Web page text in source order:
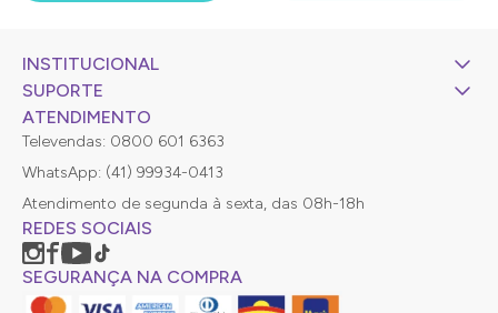
INSTITUCIONAL
SUPORTE
ATENDIMENTO
Televendas: 0800 601 6363
WhatsApp: (41) 99934-0413
Atendimento de segunda à sexta, das 08h-18h
REDES SOCIAIS
SEGURANÇA NA COMPRA